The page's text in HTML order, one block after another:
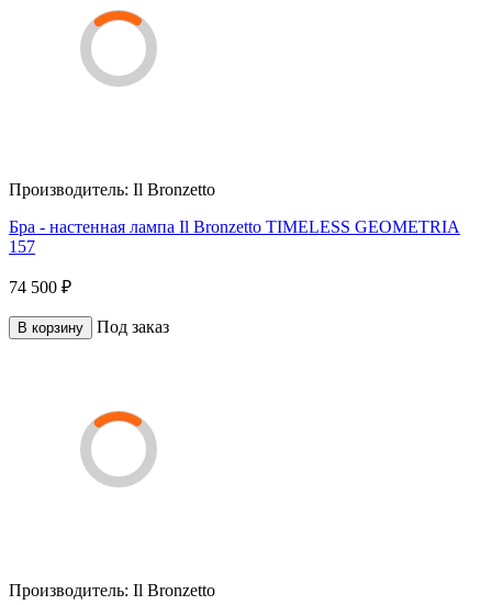
Производитель: Il Bronzetto
Бра - настенная лампа Il Bronzetto TIMELESS GEOMETRIA
157
74 500 ₽
В корзину Под заказ
Производитель: Il Bronzetto